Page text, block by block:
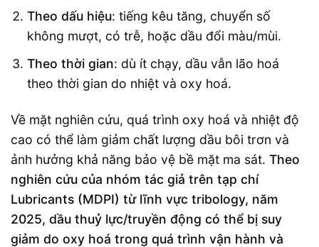
Theo dấu hiệu: tiếng kêu tăng, chuyển số
không mượt, có trễ, hoặc dầu đổi màu/mùi.
Theo thời gian: dù ít chạy, dầu vẫn lão hoá
theo thời gian do nhiệt và oxy hoá.
Về mặt nghiên cứu, quá trình oxy hoá và nhiệt độ
cao có thể làm giảm chất lượng dầu bôi trơn và
ảnh hưởng khả năng bảo vệ bề mặt ma sát. Theo
nghiên cứu của nhóm tác giả trên tạp chí
Lubricants (MDPI) từ lĩnh vực tribology, năm
2025, dầu thuỷ lực/truyền động có thể bị suy
giảm do oxy hoá trong quá trình vận hành và